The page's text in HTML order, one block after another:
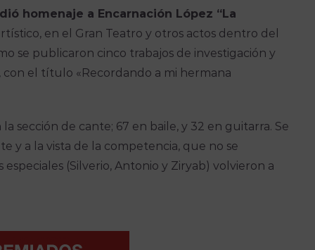
homenaje a Encarnación López “La
en el Gran Teatro y otros actos dentro del
se publicaron cinco trabajos de investigación y
con el título «Recordando a mi hermana
sección de cante; 67 en baile, y 32 en guitarra. Se
y a la vista de la competencia, que no se
(Silverio, Antonio y Ziryab) volvieron a